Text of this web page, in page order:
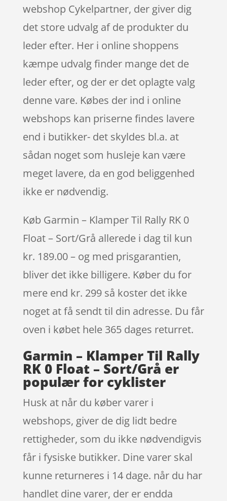
webshop Cykelpartner, der giver dig
det store udvalg af de produkter du
leder efter. Her i online shoppens
kæmpe udvalg finder mange det de
leder efter, og der er det oplagte valg
denne vare. Købes der ind i online
webshops kan priserne findes lavere
end i butikker- det skyldes bl.a. at
sådan noget som husleje kan være
meget lavere, da en god beliggenhed
ikke er nødvendig.
Køb Garmin – Klamper Til Rally RK 0
Float – Sort/Grå allerede i dag til kun
kr. 189.00 – og med prisgarantien,
bliver det ikke billigere. Køber du for
mere end kr. 299 så koster det ikke
noget at få sendt til din adresse. Du får
oven i købet hele 365 dages returret.
Garmin – Klamper Til Rally
RK 0 Float – Sort/Grå er
populær for cyklister
Husk at når du køber varer i
webshops, giver de dig lidt bedre
rettigheder, som du ikke nødvendigvis
får i fysiske butikker. Dine varer skal
kunne returneres i 14 dage. når du har
handlet dine varer, der er endda